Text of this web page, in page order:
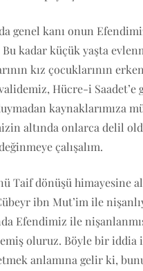
genel kanı onun
kadar küçük yaşta
kız çocuklarının
Hücre-i Saadet’e
kaynaklarımıza
altında onlarca delil
çalışalım.
Taif dönüşü himayesine
ibn Mut’im ile
Efendimiz ile
oluruz. Böyle bir iddia
anlamına gelir ki,